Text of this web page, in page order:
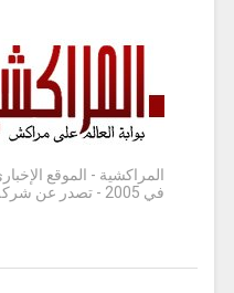
المراكشية - الموقع
في 2005 - تصدر عن شركة IMAR MED-SARL